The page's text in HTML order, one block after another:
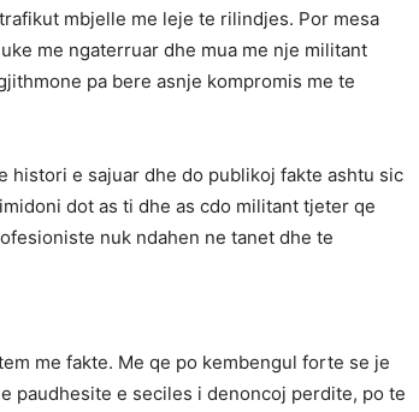
mbjelle me leje te rilindjes. Por mesa
me ngaterruar dhe mua me nje militant
pa bere asnje kompromis me te
e sajuar dhe do publikoj fakte ashtu sic
dot as ti dhe as cdo militant tjeter qe
nuk ndahen ne tanet dhe te
me fakte. Me qe po kembengul forte se je
paudhesite e seciles i denoncoj perdite, po te